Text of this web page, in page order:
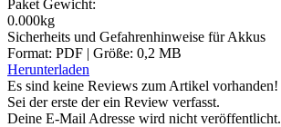
Paket Gewicht:
0.000kg
Sicherheits und Gefahrenhinweise für Akkus
Format: PDF | Größe: 0,2 MB
Herunterladen
Es sind keine Reviews zum Artikel vorhanden!
Sei der erste der ein Review verfasst.
Deine E-Mail Adresse wird nicht veröffentlicht.